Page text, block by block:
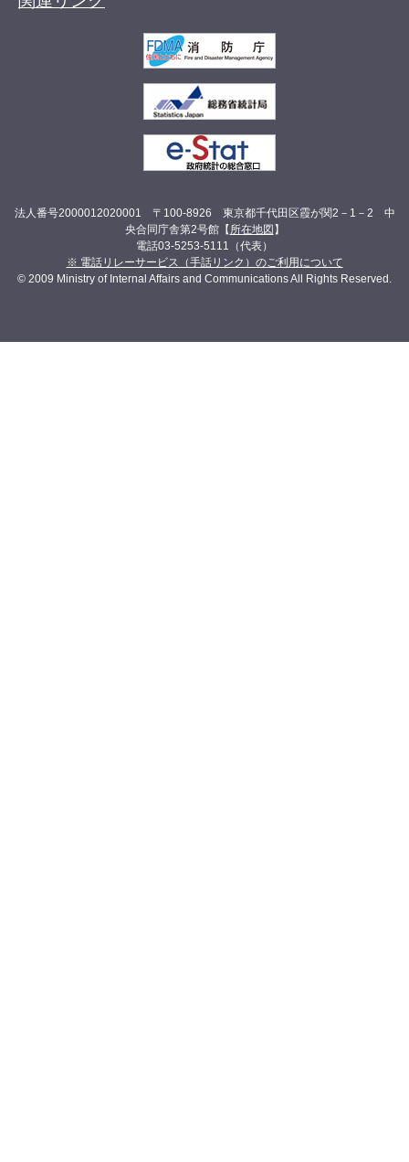
法人番号2000012020001 〒100-8926 東京都千代田区霞が関2－1－2 中
央合同庁舎第2号館【 所在地図 】
電話03-5253-5111（代表）
※ 電話リレーサービス（手話リンク）のご利用について
© 2009 Ministry of Internal Affairs and Communications All Rights Reserved.